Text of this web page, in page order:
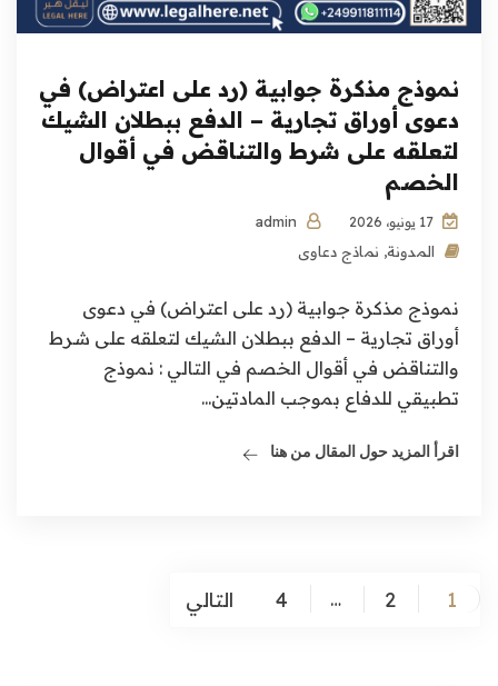
نموذج مذكرة جوابية (رد على اعتراض) في
دعوى أوراق تجارية – الدفع ببطلان الشيك
لتعلقه على شرط والتناقض في أقوال
الخصم
المدونة, نماذج دعاوى
نموذج مذكرة جوابية (رد على اعتراض) في دعوى
أوراق تجارية – الدفع ببطلان الشيك لتعلقه على شرط
والتناقض في أقوال الخصم في التالي : نموذج
تطبيقي للدفاع بموجب المادتين...
اقرأ المزيد حول المقال من هنا
تعدد
1
2
…
4 التالي